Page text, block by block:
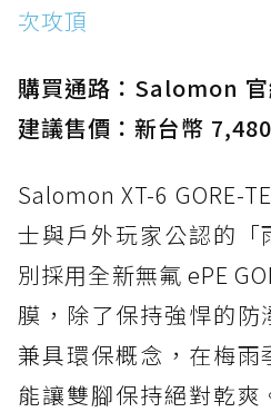
次攻頂
購買通路：Salomon
建議售價：新台幣
Salomon XT-6 GORE-
士與戶外玩家公認的
別採用全新無氟 ePE
膜，除了保持強悍的防
兼具環保概念，在梅
能讓雙腳保持絕對乾